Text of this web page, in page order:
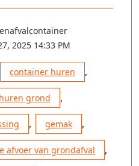
2025 14:33 PM
container huren ,
grond ,
, gemak ,
afvoer van grondafval ,